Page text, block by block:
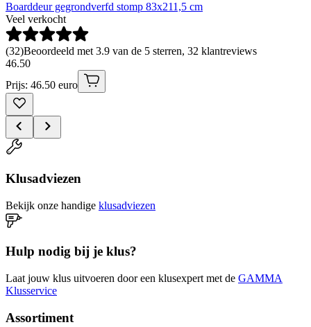
Boarddeur gegrondverfd stomp 83x211,5 cm
Veel verkocht
(32)Beoordeeld met 3.9 van de 5 sterren, 32 klantreviews
46.50
Prijs: 46.50 euro
Klusadviezen
Bekijk onze handige klusadviezen
Hulp nodig bij je klus?
Laat jouw klus uitvoeren door een klusexpert met de GAMMA
Klusservice
Assortiment